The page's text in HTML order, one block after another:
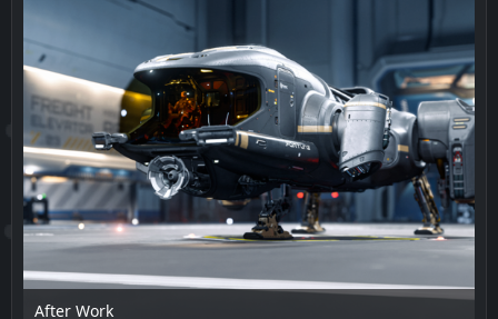
After Work